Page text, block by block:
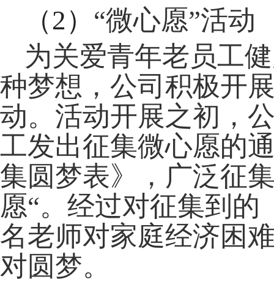
（2 ） “微心愿”活动
为关爱青年老员工
种梦想，公司积极开
动。活动开展之初，
工发出征集微心愿的
集圆梦表》，广泛征
愿“。经过对征集到
名老师对家庭经济困
对圆梦。